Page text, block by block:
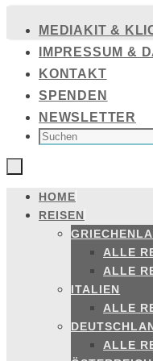
Inhalt
springen
MEDIAKIT &
IMPRESSUM &
KONTAKT
SPENDEN
NEWSLETTER
SUCHEN
NACH:
Zum
Inhalt
springen
HOME
REISEN
ALLE
ALLE
ITALIEN
ALLE
ALLE